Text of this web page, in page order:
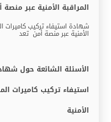
المراقبة الأمنية عبر منصة
شهادة استيفاء تركيب كاميرات
الأمنية عبر منصة أمن تعد
الأسئلة الشائعة حول شهادة
استيفاء تركيب كاميرات
الأمنية